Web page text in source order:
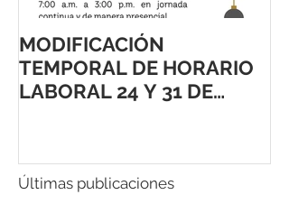
MODIFICACIÓN
TEMPORAL DE HORARIO
LABORAL 24 Y 31 DE
Últimas publicaciones